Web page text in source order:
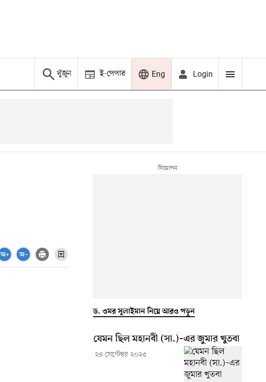
খুঁজুন ই-পেপার Eng Login
ড. ওমর সুলাইমান নিয়ে আরও পড়ুন
যেমন ছিল মহানবী (সা.)–এর জুমার খুতবা
২৪ সেপ্টেম্বর ২০২৫